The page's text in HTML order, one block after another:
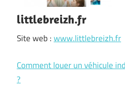
littlebreizh.fr
Site web :www.littlebreizh.fr
Comment louer un véhicule
?